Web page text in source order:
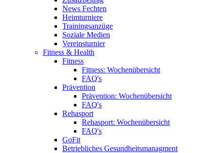
News Fechten
Heimturniere
Trainingsanzüge
Soziale Medien
Vereinsturnier
Fitness & Health
Fitness
Fitness: Wochenübersicht
FAQ's
Prävention
Prävention: Wochenübersicht
FAQ's
Rehasport
Rehasport: Wochenübersicht
FAQ's
GoFit
Betriebliches Gesundheitsmanagment